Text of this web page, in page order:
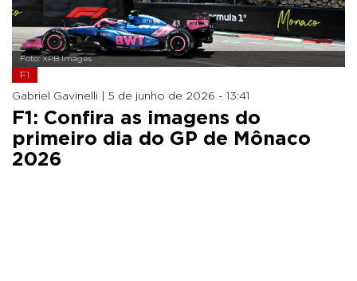
Foto: XPB Images
F1
Gabriel Gavinelli | 5 de junho de 2026 - 13:41
F1: Confira as imagens do
primeiro dia do GP de Mônaco
2026